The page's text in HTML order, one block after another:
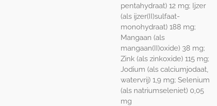
pentahydraat) 12 mg; Ijzer
(als ijzer(II)sulfaat-
monohydraat) 188 mg;
Mangaan (als
mangaan(II)oxide) 38 mg;
Zink (als zinkoxide) 115 mg;
Jodium (als calciumjodaat,
watervrij) 1,9 mg; Selenium
(als natriumseleniet) 0,05
mg